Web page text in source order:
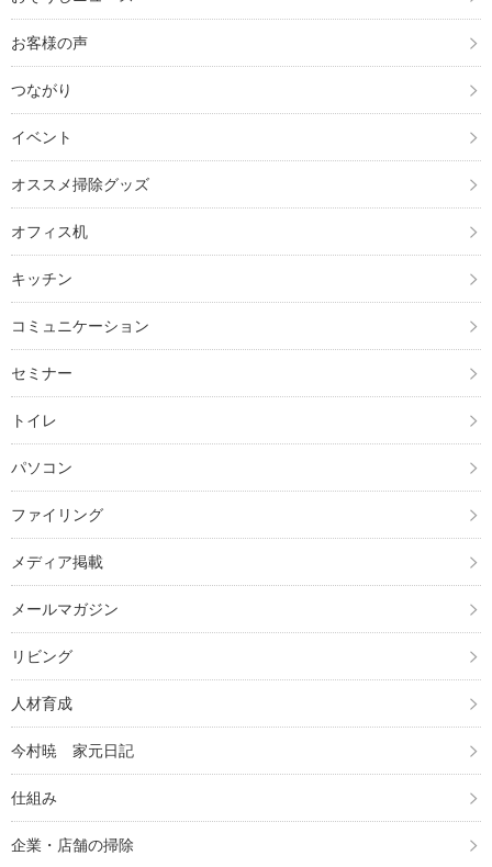
お客様の声
つながり
イベント
オススメ掃除グッズ
オフィス机
キッチン
コミュニケーション
セミナー
トイレ
パソコン
ファイリング
メディア掲載
メールマガジン
リビング
人材育成
今村暁 家元日記
仕組み
企業・店舗の掃除